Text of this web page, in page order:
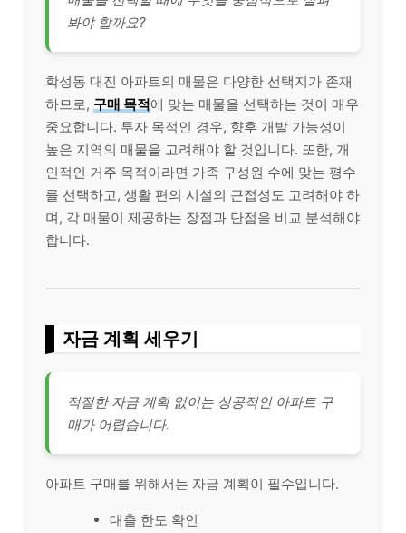
봐야 할까요?
학성동 대진 아파트의 매물은 다양한 선택지가 존재
하므로, 구매 목적에 맞는 매물을 선택하는 것이 매우
중요합니다. 투자 목적인 경우, 향후 개발 가능성이
높은 지역의 매물을 고려해야 할 것입니다. 또한, 개
인적인 거주 목적이라면 가족 구성원 수에 맞는 평수
를 선택하고, 생활 편의 시설의 근접성도 고려해야 하
며, 각 매물이 제공하는 장점과 단점을 비교 분석해야
합니다.
자금 계획 세우기
적절한 자금 계획 없이는 성공적인 아파트 구
매가 어렵습니다.
아파트 구매를 위해서는 자금 계획이 필수입니다.
대출 한도 확인